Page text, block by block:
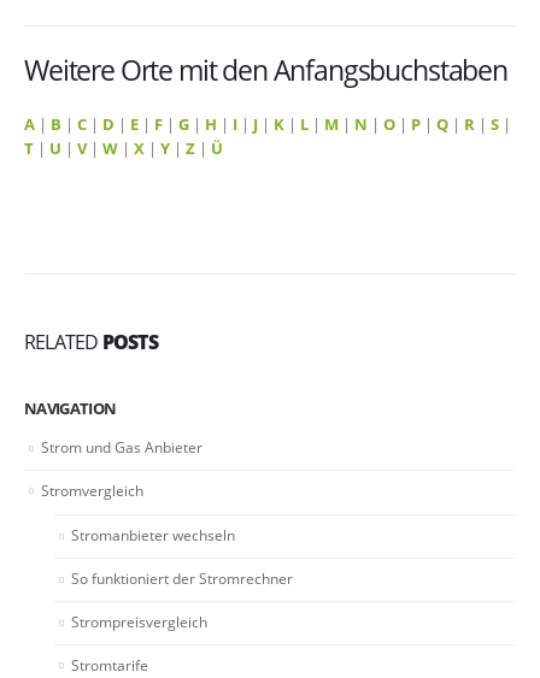
Weitere Orte mit den Anfangsbuchstaben
A | B | C | D | E | F | G | H | I | J | K | L | M | N | O | P | Q | R | S |
T | U | V| W | X | Y | Z | Ü
RELATED POSTS
NAVIGATION
Strom und Gas Anbieter
Stromvergleich
Stromanbieter wechseln
So funktioniert der Stromrechner
Strompreisvergleich
Stromtarife